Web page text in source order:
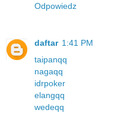
Odpowiedz
daftar 1:41 PM
taipanqq
nagaqq
idrpoker
elangqq
wedeqq